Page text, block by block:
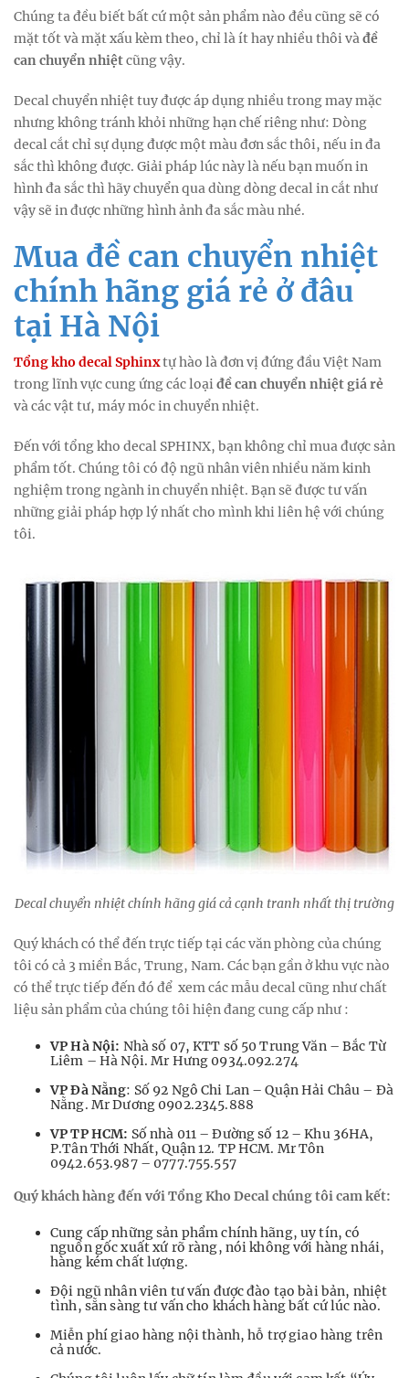
Chúng ta đều biết bất cứ một sản phẩm nào đều cũng sẽ có
mặt tốt và mặt xấu kèm theo, chỉ là ít hay nhiều thôi vàđề
can chuyển nhiệtcũng vậy.
Decal chuyển nhiệt tuy được áp dụng nhiều trong may mặc
nhưng không tránh khỏi những hạn chế riêng như: Dòng
decal cắt chỉ sự dụng được một màu đơn sắc thôi, nếu in đa
sắc thì không được. Giải pháp lúc này là nếu bạn muốn in
hình đa sắc thì hãy chuyển qua dùng dòng decal in cắt như
vậy sẽ in được những hình ảnh đa sắc màu nhé.
Mua đề can chuyển nhiệt
chính hãng giá rẻ ở đâu
tại Hà Nội
Tổng kho decal Sphinxtự hào là đơn vị đứng đầu Việt Nam
trong lĩnh vực cung ứng các loạiđề can chuyển nhiệt giá rẻ
và các vật tư, máy móc in chuyển nhiệt.
Đến với tổng kho decal SPHINX, bạn không chỉ mua được sản
phẩm tốt. Chúng tôi có độ ngũ nhân viên nhiều năm kinh
nghiệm trong ngành in chuyển nhiệt. Bạn sẽ được tư vấn
những giải pháp hợp lý nhất cho mình khi liên hệ với chúng
tôi.
Decal chuyển nhiệt chính hãng giá cả cạnh tranh nhất thị trường
Quý khách có thể đến trực tiếp tại các văn phòng của chúng
tôi có cả 3 miền Bắc, Trung, Nam. Các bạn gần ở khu vực nào
có thể trực tiếp đến đó để xem các mẫu decal cũng như chất
liệu sản phẩm của chúng tôi hiện đang cung cấp như :
VP Hà Nội: Nhà số 07, KTT số 50 Trung Văn – Bắc Từ
Liêm – Hà Nội. Mr Hưng 0934.092.274
VP Đà Nẵng: Số 92 Ngô Chi Lan – Quận Hải Châu – Đà
Nẵng. Mr Dương 0902.2345.888
VP TP HCM: Số nhà 011 – Đường số 12 – Khu 36HA,
P.Tân Thới Nhất, Quận 12. TP HCM. Mr Tôn
0942.653.987 – 0777.755.557
Quý khách hàng đến với Tổng Kho Decal chúng tôi cam kết:
Cung cấp những sản phẩm chính hãng, uy tín, có
nguồn gốc xuất xứ rõ ràng, nói không với hàng nhái,
hàng kém chất lượng.
Đội ngũ nhân viên tư vấn được đào tạo bài bản, nhiệt
tình, sẵn sàng tư vấn cho khách hàng bất cứ lúc nào.
Miễn phí giao hàng nội thành, hỗ trợ giao hàng trên
cả nước.